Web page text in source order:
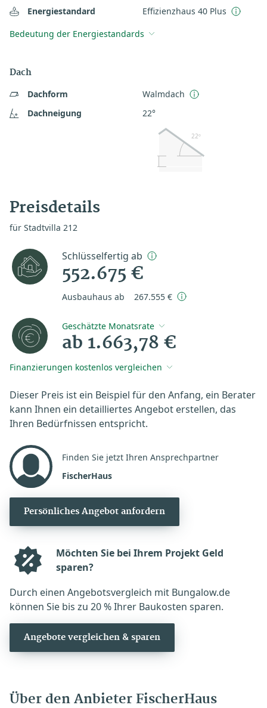
Energiestandard
Effizienzhaus 40 Plus
Bedeutung der Energiestandards
Dach
Dachform
Walmdach
Dachneigung
22°
22º
Preisdetails
für Stadtvilla 212
Schlüsselfertig ab
552.675 €
Ausbauhaus ab 267.555 €
Geschätzte Monatsrate
ab 1.663,78 €
Finanzierungen kostenlos vergleichen
Dieser Preis ist ein Beispiel für den Anfang, ein Berater
kann Ihnen ein detailliertes Angebot erstellen, das
Ihren Bedürfnissen entspricht.
Finden Sie jetzt Ihren Ansprechpartner
FischerHaus
Persönliches Angebot anfordern
Möchten Sie bei Ihrem Projekt Geld
sparen?
Durch einen Angebotsvergleich mit Bungalow.de
können Sie bis zu 20 % Ihrer Baukosten sparen.
Angebote vergleichen & sparen
Über den Anbieter FischerHaus